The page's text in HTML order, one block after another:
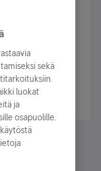
arvonnassa.
sekä
luokat
ja
osapuolille.